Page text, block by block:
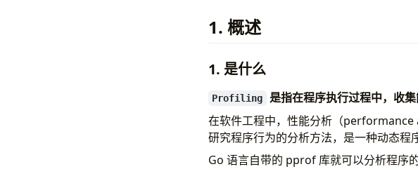
1. 概述
1. 是什么
Profiling
是指在程序执行过程中，收
在软件工程中，性能分析（
研究程序行为的分析方法，是一种动态程
Go 语言自带的 pprof 库就可以分析程序